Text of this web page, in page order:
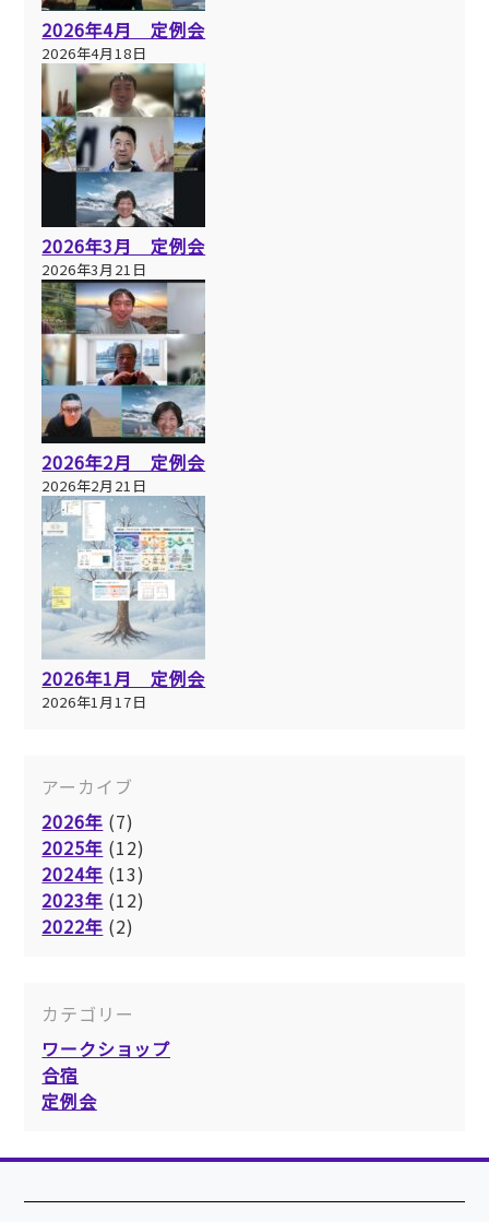
2026年4月 定例会
2026年4月18日
2026年3月 定例会
2026年3月21日
2026年2月 定例会
2026年2月21日
2026年1月 定例会
2026年1月17日
アーカイブ
2026年 (7)
2025年 (12)
2024年 (13)
2023年 (12)
2022年 (2)
カテゴリー
ワークショップ
合宿
定例会